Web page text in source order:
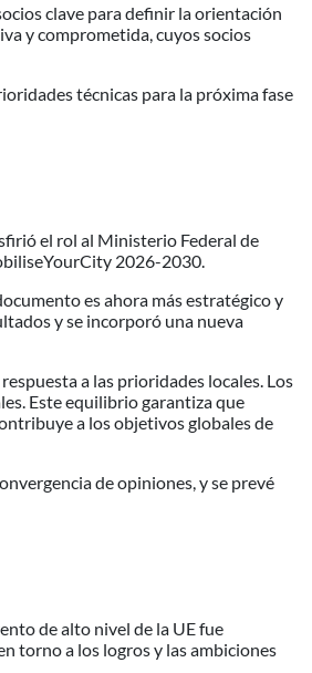
clave para definir la orientación
y comprometida, cuyos socios
técnicas para la próxima fase
el rol al Ministerio Federal de
2026-2030.
es ahora más estratégico y
y se incorporó una nueva
a las prioridades locales. Los
Este equilibrio garantiza que
a los objetivos globales de
de opiniones, y se prevé
de alto nivel de la UE fue
torno a los logros y las ambiciones